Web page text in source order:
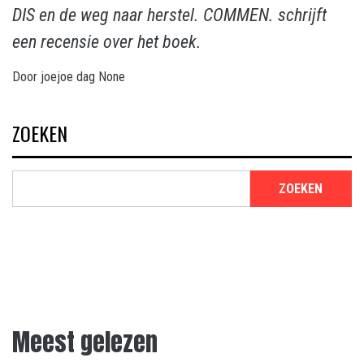
DIS en de weg naar herstel. COMMEN. schrijft
een recensie over het boek.
Door joejoe dag None
ZOEKEN
ZOEKEN
Meest gelezen